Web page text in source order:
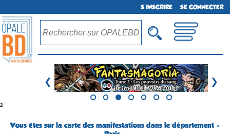
S'INSCRIRE SE CONNECTER
❮ ❯
²
Vous êtes sur la carte des manifestations dans le département «